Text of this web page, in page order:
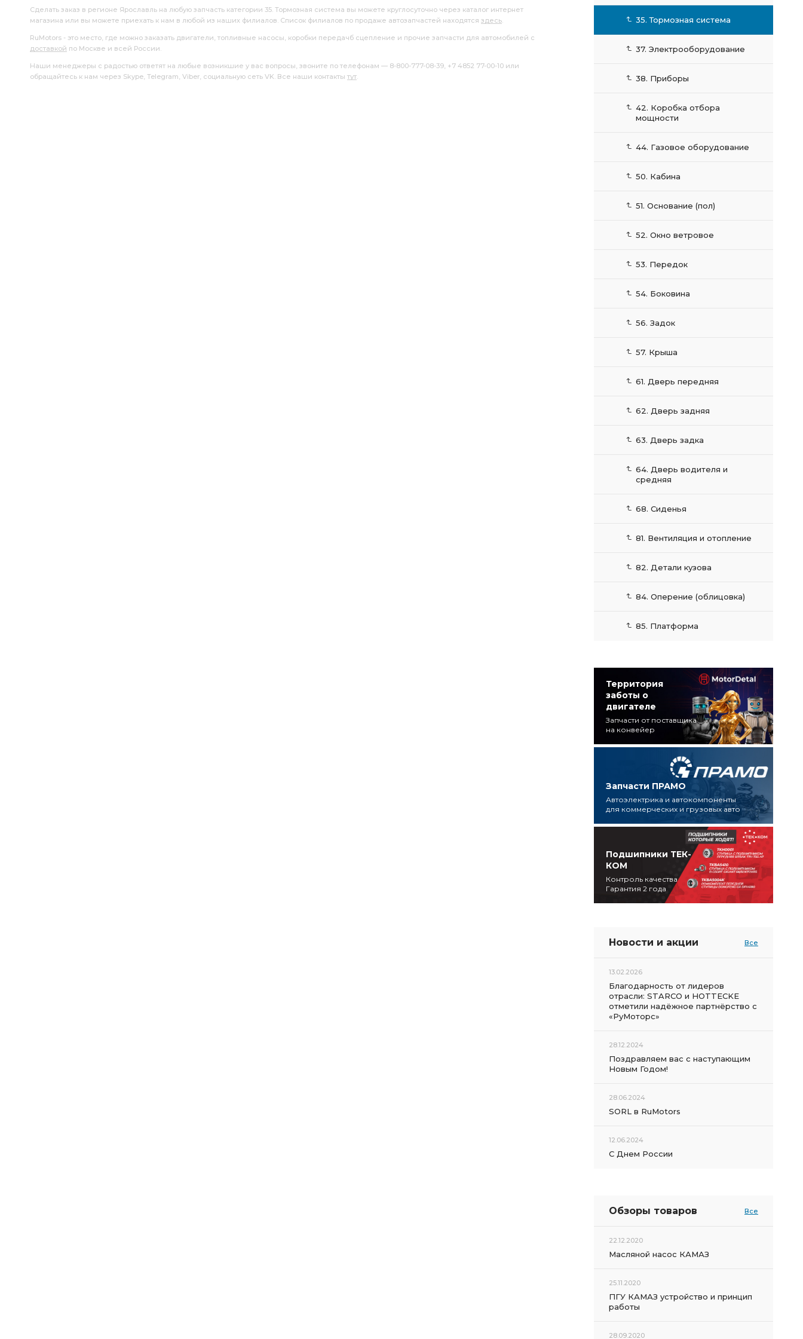
Сделать заказ в регионе Ярославль на любую запчасть категории 35. Тормозная система вы можете круглосуточно через каталог интернет
магазина или вы можете приехать к нам в любой из наших филиалов. Список филиалов по продаже автозапчастей находятся здесь.
RuMotors - это место, где можно заказать двигатели, топливные насосы, коробки передачб сцепление и прочие запчасти для автомобилей с
доставкой по Москве и всей России.
Наши менеджеры с радостью ответят на любые возникшие у вас вопросы, звоните по телефонам — 8-800-777-08-39, +7 4852 77-00-10 или
обращайтесь к нам через Skype, Telegram, Viber, социальную сеть VK. Все наши контакты тут.
35. Тормозная система
37. Электрооборудование
38. Приборы
42. Коробка отбора
мощности
44. Газовое оборудование
50. Кабина
51. Основание (пол)
52. Окно ветровое
53. Передок
54. Боковина
56. Задок
57. Крыша
61. Дверь передняя
62. Дверь задняя
63. Дверь задка
64. Дверь водителя и
средняя
68. Сиденья
81. Вентиляция и отопление
82. Детали кузова
84. Оперение (облицовка)
85. Платформа
Территория
заботы о
двигателе
Запчасти от поставщика
на конвейер
Запчасти ПРАМО
Автоэлектрика и автокомпоненты
для коммерческих и грузовых авто
Подшипники ТЕК-
КОМ
Контроль качества
Гарантия 2 года
Новости и акции Все
13.02.2026
Благодарность от лидеров
отрасли: STARCO и HOTTECKE
отметили надёжное партнёрство с
«РуМоторс»
28.12.2024
Поздравляем вас с наступающим
Новым Годом!
28.06.2024
SORL в RuMotors
12.06.2024
С Днем России
Обзоры товаров Все
22.12.2020
Масляной насос КАМАЗ
25.11.2020
ПГУ КАМАЗ устройство и принцип
работы
28.09.2020